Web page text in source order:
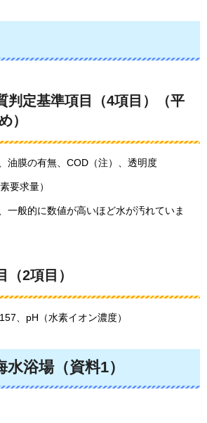
判定基準項目（4項目）（平
）
油膜の有無、COD（注）、透明度
要求量）
一般的に数値が高いほど水が汚れていま
2項目）
、pH（水素イオン濃度）
水浴場（資料1）